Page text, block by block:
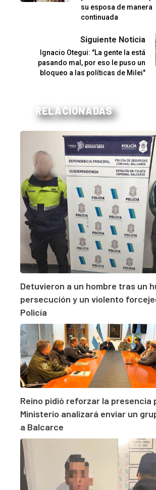
su esposa de manera
continuada
Siguiente Noticia
Ignacio Otegui: "La gente la está
pasando mal, por eso le puso un
bloqueo a las políticas de Milei"
RELACIONADAS
Detuvieron a un hombre tras un
persecución y un violento
Policía
Reino pidió reforzar la presencia
Ministerio analizará enviar un
a Balcarce